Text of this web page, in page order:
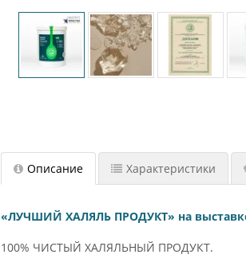
Описание Характеристики
«ЛУЧШИЙ ХАЛЯЛЬ ПРОДУКТ» на
100% ЧИСТЫЙ ХАЛЯЛЬНЫЙ ПРОДУКТ.